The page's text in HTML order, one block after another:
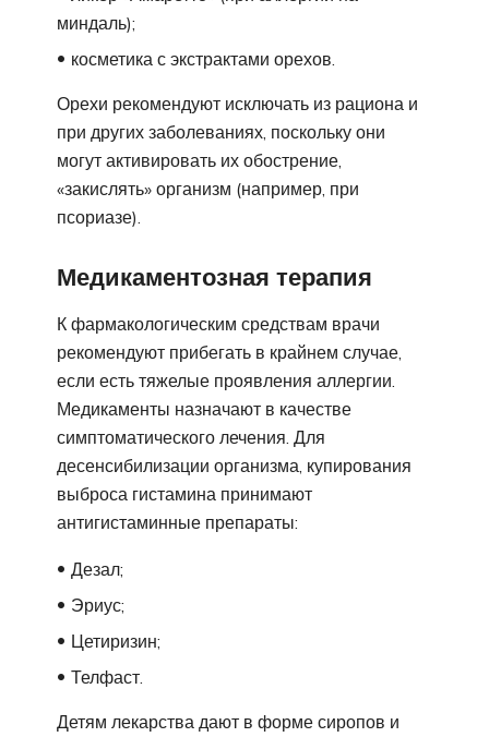
миндаль);
косметика с экстрактами орехов.
Орехи рекомендуют исключать из рациона и
при других заболеваниях, поскольку они
могут активировать их обострение,
«закислять» организм (например, при
псориазе).
Медикаментозная терапия
К фармакологическим средствам врачи
рекомендуют прибегать в крайнем случае,
если есть тяжелые проявления аллергии.
Медикаменты назначают в качестве
симптоматического лечения. Для
десенсибилизации организма, купирования
выброса гистамина принимают
антигистаминные препараты:
Дезал;
Эриус;
Цетиризин;
Телфаст.
Детям лекарства дают в форме сиропов и